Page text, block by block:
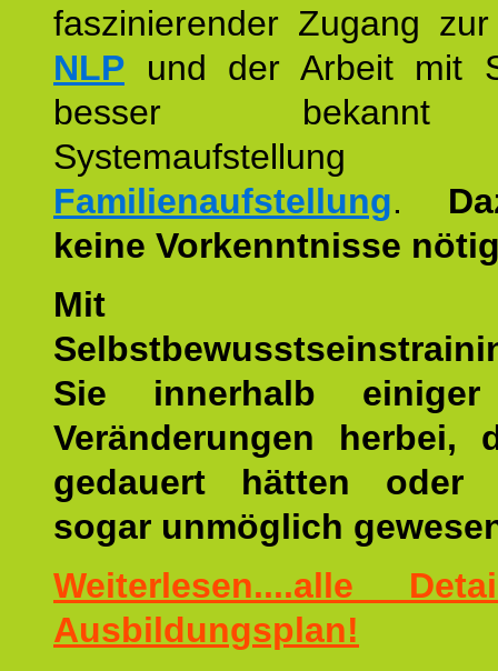
faszinierender Zugang
NLP und der Arbeit mit
besser
Familienaufstellung.
keine Vorkenntnisse
Mit
Sie innerhalb einiger
Veränderungen herbei,
gedauert hätten oder
sogar unmöglich
Weiterlesen....alle
Ausbildungsplan!